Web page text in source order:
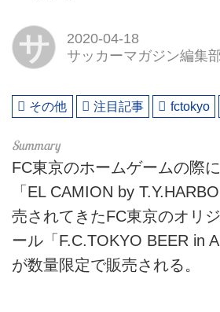
サ
2020-04-18
サッカーマガジン編集
その他 注目記事 fctokyo
FC東京のホームゲームの際
「EL CAMION by
売されてきたFC東京のオリ
ール「F.C.TOKYO BEER in
が数量限定で販売される。